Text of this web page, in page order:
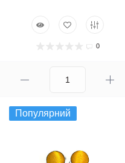
0
Популярний